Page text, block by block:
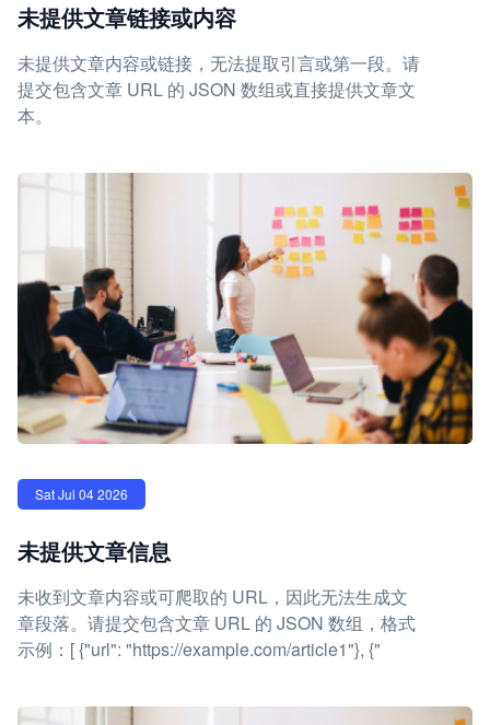
未提供文章链接或内容
未提供文章内容或链接，无法提取引言或第一段。请
提交包含文章 URL 的 JSON 数组或直接提供文章文
本。
Sat Jul 04 2026
未提供文章信息
未收到文章内容或可爬取的 URL，因此无法生成文
章段落。请提交包含文章 URL 的 JSON 数组，格式
示例：[ {"url": "https://example.com/article1"}, {"